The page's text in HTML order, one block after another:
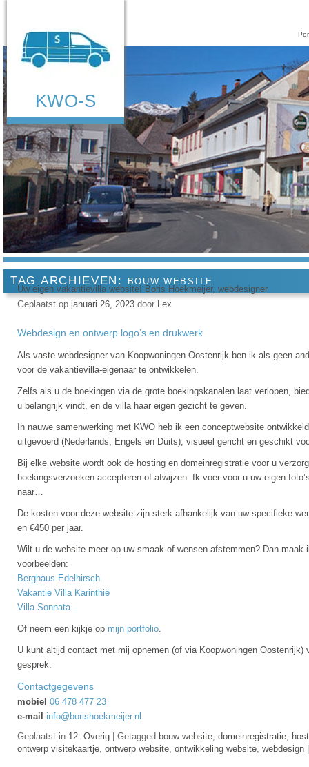
KWO-S
TAG ARCHIEVEN: BOUW WEBSITE
Uw eigen vakantievilla website! Boris Hoekmeijer, webdesigner
Geplaatst op januari 26, 2023 door Lex
Webdesign en ontwerp logo’s en drukwerk
Als vaste webdesigner van Koopwoningen Oostenrijk ben ik als geen
voor de vakantievilla-eigenaar te ontwikkelen.
Zelfs als u de boekingen via de grote boekingskanalen laat verlopen,
u belangrijk vindt, en de villa haar eigen gezicht te geven.
In nauwe samenwerking met KWO heb ik een conceptwebsite
uitgevoerd (Nederlands, Engels en Duits), visueel gericht en geschikt
Bij elke website wordt ook de hosting en domeinregistratie voor u
boekingsverzoeken accepteren of afwijzen. Ik voer voor u uw eigen
naar…
De kosten voor deze website zijn sterk afhankelijk van uw specifieke
en €450 per jaar.
Wilt u de website meer op uw smaak of wensen afstemmen? Dan
voorbeelden:
Berghaus Edelhirsch
Vakantie Villa Karinthië
Villa Sonnata
Of neem een kijkje op mijn portfolio.
U kunt altijd contact met mij opnemen (of via Koopwoningen
gesprek.
Contactgegevens
mobiel 06 478 477 23
e-mail
info@borishoekmeijer.nl
Geplaatst in 12. Overig Getagged bouw website, domeinregistratie,
ontwerp visitekaartje, ontwerp website, ontwikkeling website, webdesign